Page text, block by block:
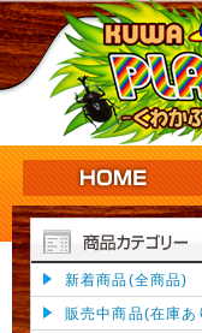
新着商品(全商品)
販売中商品(在庫あ